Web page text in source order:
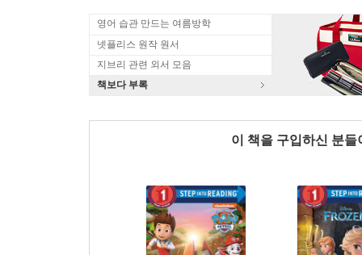
영어 습관 만드는 여름방학
넷플리스 원작 원서
지브리 관련 외서 모음
책보다 부록
이 책을 구입하신 분